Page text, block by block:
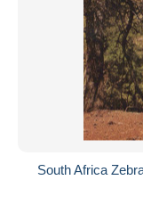
South Africa